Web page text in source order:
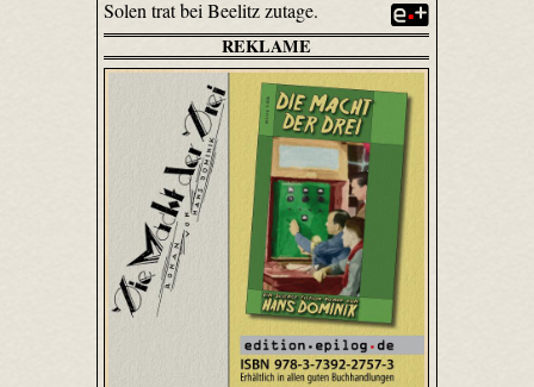
Solen trat bei Beelitz zutage.
REKLAME